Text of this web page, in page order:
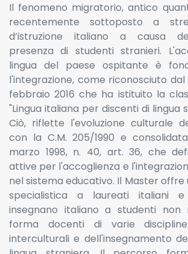
Il fenomeno migratorio, antico
recentemente sottoposto a
d’istruzione italiano a causa
presenza di studenti stranieri.
lingua del paese ospitante è
l'integrazione, come riconosciuto dal
febbraio 2016 che ha istituito la
"Lingua italiana per discenti di lingua
Ciò, riflette l'evoluzione culturale
con la C.M. 205/1990 e
marzo 1998, n. 40, art. 36, che
attive per l'accoglienza e
nel sistema educativo. Il Master offre
specialistica a laureati italiani
insegnano italiano a studenti non
forma docenti di varie
interculturali e dell'insegnamento